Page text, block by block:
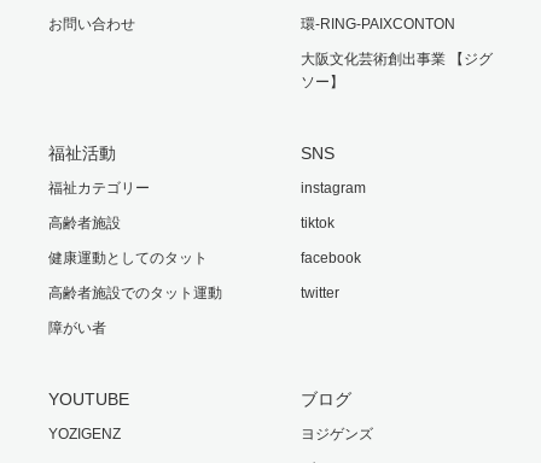
お問い合わせ 環-RING-PAIXCONTON
大阪文化芸術創出事業 【ジグ
ソー】
福祉活動
福祉カテゴリー
高齢者施設
健康運動としてのタット
高齢者施設でのタット運動
障がい者
SNS
instagram
tiktok
facebook
twitter
YOUTUBE
YOZIGENZ
ブログ
ヨジゲンズ